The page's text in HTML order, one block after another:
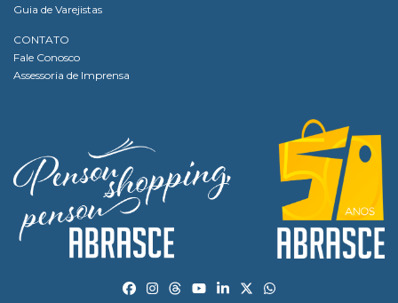
Guia de Varejistas
CONTATO
Fale Conosco
Assessoria de Imprensa